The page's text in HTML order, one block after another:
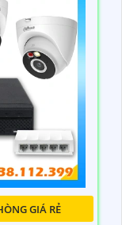
GIÁ RẺ